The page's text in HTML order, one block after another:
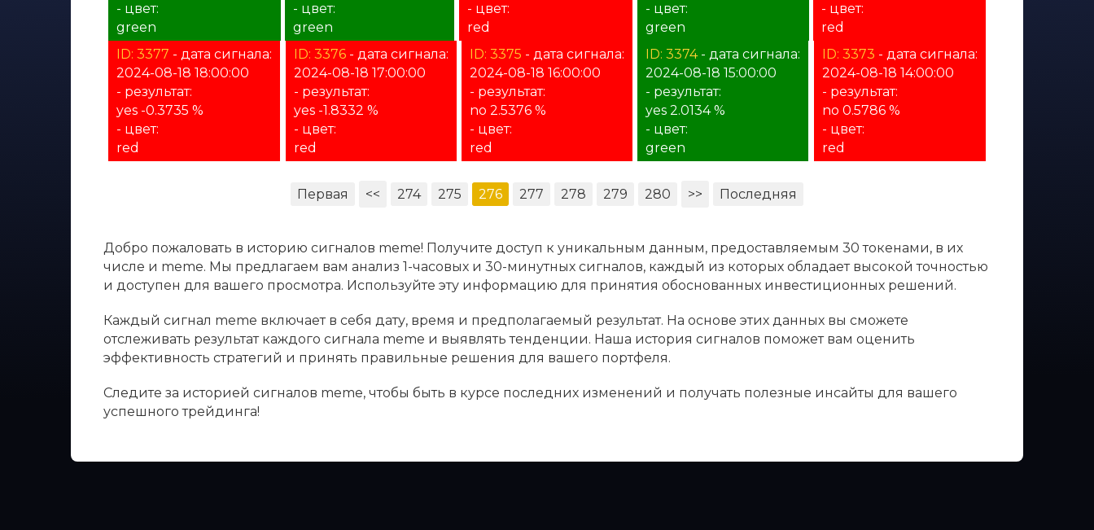
- цвет:
green
- цвет:
green
- цвет:
red
- цвет:
green
- цвет:
red
ID: 3377 - дата сигнала:
2024-08-18 18:00:00
- результат:
yes -0.3735 %
- цвет:
red
ID: 3376- дата сигнала:
2024-08-18 17:00:00
- результат:
yes -1.8332 %
- цвет:
red
ID: 3375 - дата сигнала:
2024-08-18 16:00:00
- результат:
no 2.5376 %
- цвет:
red
ID: 3374- дата сигнала:
2024-08-18 15:00:00
- результат:
yes 2.0134 %
- цвет:
green
ID: 3373 - дата сигнала:
2024-08-18 14:00:00
- результат:
no 0.5786 %
- цвет:
red
Первая << 274 275 276 277 278 279 280 >> Последняя
Добро пожаловать в историю сигналов meme! Получите доступ к уникальным данным, предоставляемым 30 токенами, в их
числе и meme. Мы предлагаем вам анализ 1-часовых и 30-минутных сигналов, каждый из которых обладает высокой точностью
и доступен для вашего просмотра. Используйте эту информацию для принятия обоснованных инвестиционных решений.
Каждый сигнал meme включает в себя дату, время и предполагаемый результат. На основе этих данных вы сможете
отслеживать результат каждого сигнала meme и выявлять тенденции. Наша история сигналов поможет вам оценить
эффективность стратегий и принять правильные решения для вашего портфеля.
Следите за историей сигналов meme, чтобы быть в курсе последних изменений и получать полезные инсайты для вашего
успешного трейдинга!